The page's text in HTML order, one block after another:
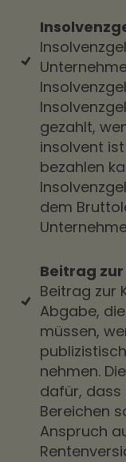
gezahlt,
insolvent
bezahlen
dem
Beitrag
Beitrag zur
Abgabe,
müssen,
nehmen.
dafür, dass
Bereichen
Anspruch